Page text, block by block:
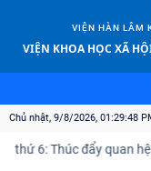
VIỆN HÀN LÂM
VIỆN KHOA HỌC XÃ
Chủ nhật, 9/8/2026, 01:29:49
đẩy quan hệ Đối